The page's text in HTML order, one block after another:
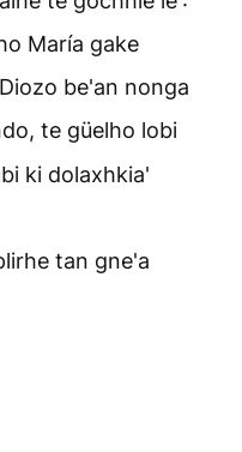
María gake
be'an nonga
te güelho lobi
ki dolaxhkia'
tan gne'a